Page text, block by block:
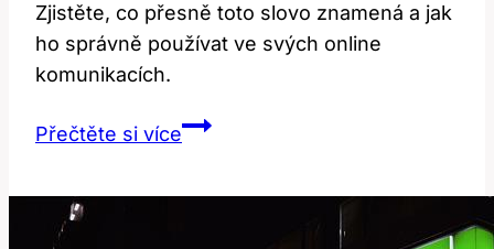
Zjistěte, co přesně toto slovo znamená a jak
ho správně používat ve svých online
komunikacích.
Přečtěte si víceCringle: